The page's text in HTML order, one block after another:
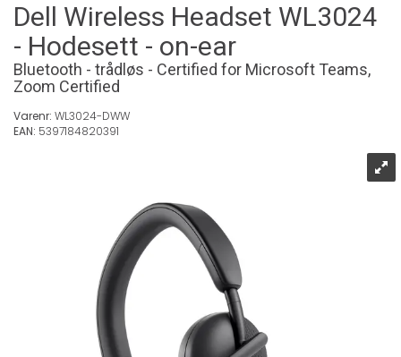
Dell Wireless Headset WL3024
- Hodesett - on-ear
Bluetooth - trådløs - Certified for Microsoft Teams,
Zoom Certified
Varenr: WL3024-DWW
EAN: 5397184820391